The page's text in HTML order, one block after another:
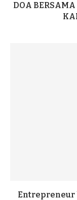
DOA
Entrepreneur